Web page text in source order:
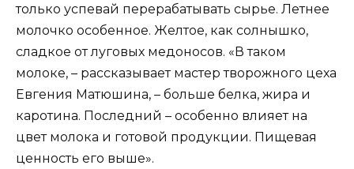
только успевай перерабатывать сырье. Летнее
молочко особенное. Желтое, как солнышко,
сладкое от луговых медоносов. «В таком
молоке, – рассказывает мастер творожного цеха
Евгения Матюшина, – больше белка, жира и
каротина. Последний – особенно влияет на
цвет молока и готовой продукции. Пищевая
ценность его выше».